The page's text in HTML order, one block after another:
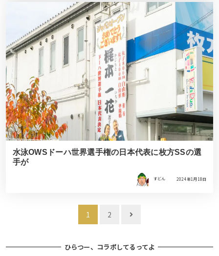
水泳OWSドーハ世界選手権の日本代表に枚方SSの選
手が
すどん 2024年1月18日
ビ
1 2
ひらつー、コラボしてるってよ